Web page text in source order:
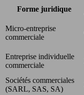
Forme juridique
Micro-entreprise
commerciale
Entreprise individuelle
commerciale
Sociétés commerciales
(SARL, SAS, SA)